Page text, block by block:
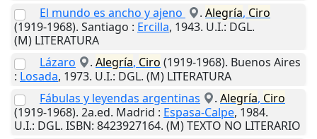
El mundo es ancho y ajeno
. Alegría, Ciro
(1919-1968). Santiago : Ercilla, 1943. U.I.: DGL.
(M) LITERATURA
Lázaro
. Alegría, Ciro (1919-1968). Buenos Aires
: Losada, 1973. U.I.: DGL. (M) LITERATURA
Fábulas y leyendas argentinas
. Alegría, Ciro
(1919-1968). 2a.ed. Madrid : Espasa-Calpe, 1984.
U.I.: DGL. ISBN: 8423927164. (M) TEXTO NO LITERARIO